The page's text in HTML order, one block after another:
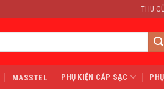
THU
MASSTEL PHỤ KIỆN CÁP SẠC